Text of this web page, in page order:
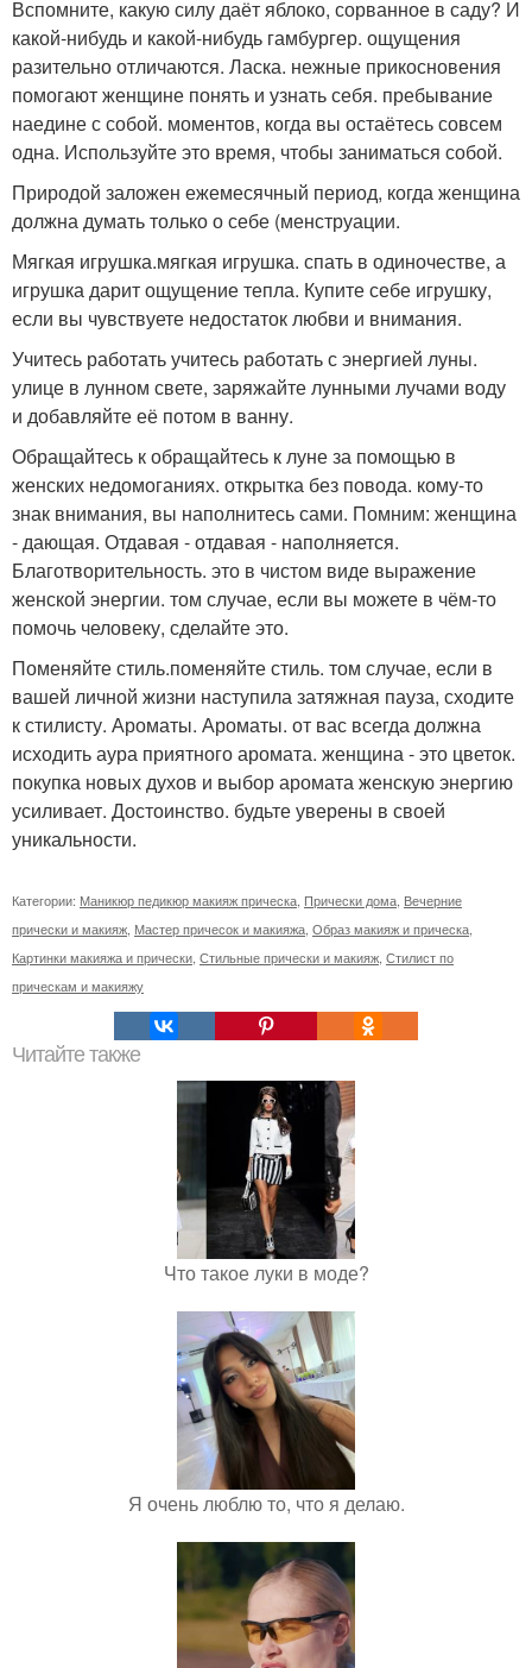
Вспомните, какую силу даёт яблоко, сорванное в саду? И
какой-нибудь и какой-нибудь гамбургер. ощущения
разительно отличаются. Ласка. нежные прикосновения
помогают женщине понять и узнать себя. пребывание
наедине с собой. моментов, когда вы остаётесь совсем
одна. Используйте это время, чтобы заниматься собой.
Природой заложен ежемесячный период, когда женщина
должна думать только о себе (менструации.
Мягкая игрушка.мягкая игрушка. спать в одиночестве, а
игрушка дарит ощущение тепла. Купите себе игрушку,
если вы чувствуете недостаток любви и внимания.
Учитесь работать учитесь работать с энергией луны.
улице в лунном свете, заряжайте лунными лучами воду
и добавляйте её потом в ванну.
Обращайтесь к обращайтесь к луне за помощью в
женских недомоганиях. открытка без повода. кому-то
знак внимания, вы наполнитесь сами. Помним: женщина
- дающая. Отдавая - отдавая - наполняется.
Благотворительность. это в чистом виде выражение
женской энергии. том случае, если вы можете в чём-то
помочь человеку, сделайте это.
Поменяйте стиль.поменяйте стиль. том случае, если в
вашей личной жизни наступила затяжная пауза, сходите
к стилисту. Ароматы. Ароматы. от вас всегда должна
исходить аура приятного аромата. женщина - это цветок.
покупка новых духов и выбор аромата женскую энергию
усиливает. Достоинство. будьте уверены в своей
уникальности.
Категории: Маникюр педикюр макияж прическа Прически дома Вечерние
прически и макияж Мастер причесок и макияжа Образ макияж и прическа
Картинки макияжа и прически Стильные прически и макияж Стилист по
прическам и макияжу
Читайте также
Что такое луки в моде?
Я очень люблю то, что я делаю.